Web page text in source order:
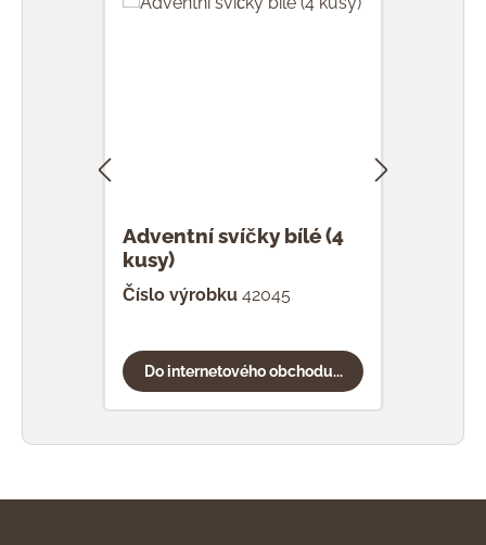
Adventní svíčky bílé (4
kusy)
Číslo výrobku 42045
Do internetového obchodu...